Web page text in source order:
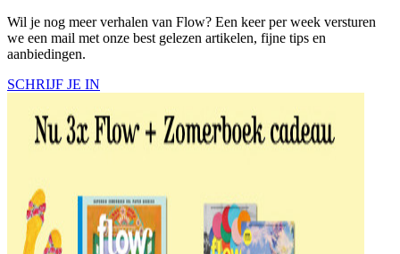
Wil je nog meer verhalen van Flow? Een keer per week versturen
we een mail met onze best gelezen artikelen, fijne tips en
aanbiedingen.
SCHRIJF JE IN